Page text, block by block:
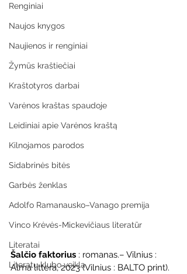
Renginiai
Naujos knygos
Naujienos ir renginiai
Žymūs kraštiečiai
Kraštotyros darbai
Varėnos kraštas spaudoje
Leidiniai apie Varėnos kraštą
Kilnojamos parodos
Sidabrinės bitės
Garbės ženklas
Adolfo Ramanausko–Vanago premija
Vinco Krėvės-Mickevičiaus literatūr
Literatai
Literatų klubo veikla
Šalčio faktorius : romanas.– Vilnius :
Alma littera, 2023 (Vilnius : BALTO print).